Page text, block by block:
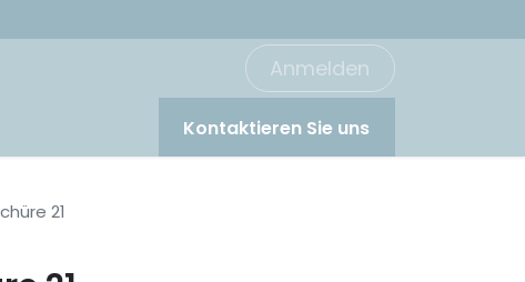
Anmelden
Kontaktieren Sie uns
21